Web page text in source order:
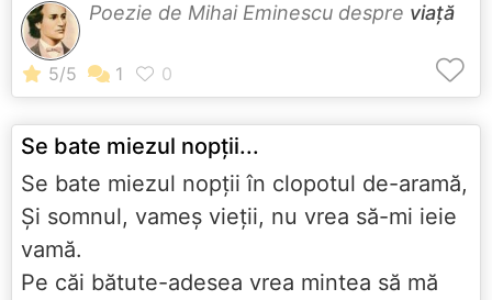
Poezie de Mihai Eminescu despre viață
Se bate miezul nopţii...
Se bate miezul nopţii în clopotul de-aramă,
Şi somnul, vameş vieţii, nu vrea să-mi ieie
vamă.
Pe căi bătute-adesea vrea mintea să mă